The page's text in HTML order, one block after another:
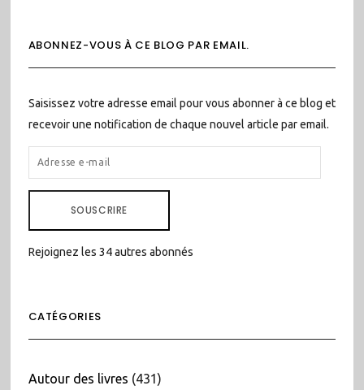
ABONNEZ-VOUS À CE BLOG PAR EMAIL.
Saisissez votre adresse email pour vous abonner à ce blog et
recevoir une notification de chaque nouvel article par email.
ADRESSE
E-
SOUSCRIRE
Rejoignez les 34 autres abonnés
CATÉGORIES
Autour des livres (431)